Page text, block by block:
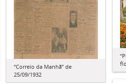
“Correio da Manhã” de
25/09/1932